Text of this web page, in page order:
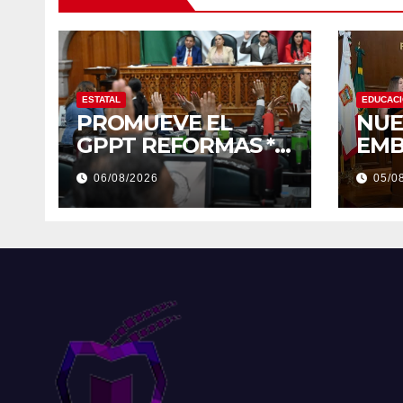
ESTATAL
PROMUEVE EL
GPPT REFORMAS *
Salud, electoral y
justicia, de las
principales
06/08/2026 05/